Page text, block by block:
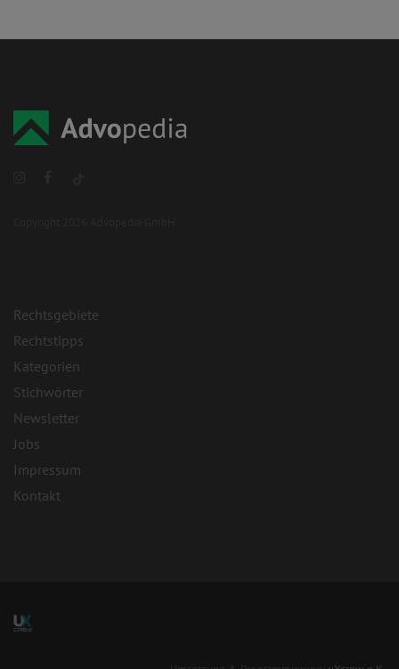
Rechtsgebiete
Rechtstipps
Kategorien
Stichwörter
Newsletter
Jobs
Impressum
Kontakt